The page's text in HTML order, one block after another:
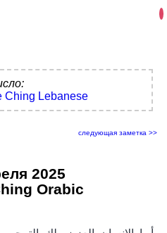
Ching Lebanese
следующая заметка >>
2025
Orabic